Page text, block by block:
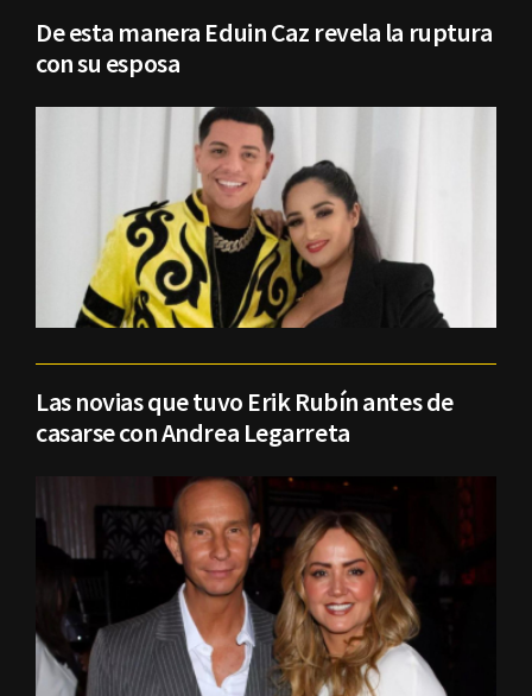
De esta manera Eduin Caz revela la ruptura
con su esposa
Las novias que tuvo Erik Rubín antes de
casarse con Andrea Legarreta